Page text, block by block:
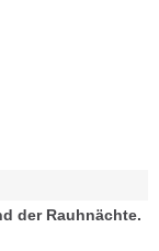
der Rauhnächte.